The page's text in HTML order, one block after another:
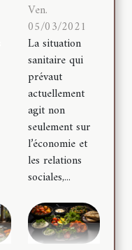
Ven.
05/03/2021
La situation
sanitaire qui
prévaut
actuellement
agit non
seulement sur
l’économie et
les relations
sociales,...